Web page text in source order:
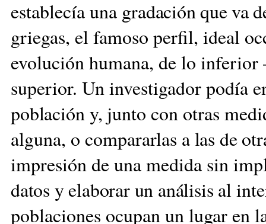
establecía una gradación que va
griegas, el famoso perfil, ideal
evolución humana, de lo
superior. Un investigador podía
población y, junto con otras
alguna, o compararlas a las de
impresión de una medida sin
datos y elaborar un análisis al
poblaciones ocupan un lugar en